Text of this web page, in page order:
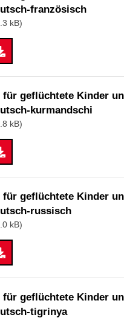
französisch
kB)
für geflüchtete Kinder
kurmandschi
kB)
für geflüchtete Kinder
russisch
kB)
für geflüchtete Kinder
tigrinya